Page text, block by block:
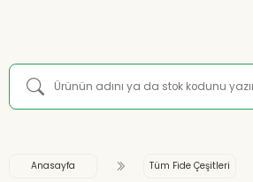
Anasayfa Tüm Fide Çeşitleri